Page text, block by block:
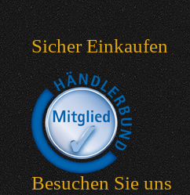
Sicher Einkaufen
Besuchen Sie uns